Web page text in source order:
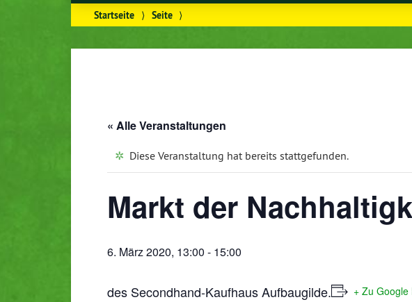
Startseite ⟩ Seite ⟩
« Alle Veranstaltungen
Diese Veranstaltung hat bereits stattgefunden.
Markt der
6. März 2020, 13:00 - 15:00
des Secondhand-Kaufhaus Aufbaugilde. + Zu